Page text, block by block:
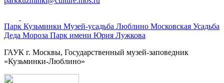
Парк Кузьминки Музей-усадьба Люблино Московская Усадьба
Деда Мороза Парк имени Юрия Лужкова
ГАУК г. Москвы, Государственный музей-заповедник
«Кузьминки-Люблино»